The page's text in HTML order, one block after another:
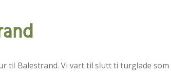
til Balestrand. Vi vart til slutt ti turglade som